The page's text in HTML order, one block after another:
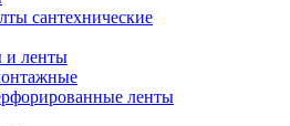
сантехнические
и ленты
ленты